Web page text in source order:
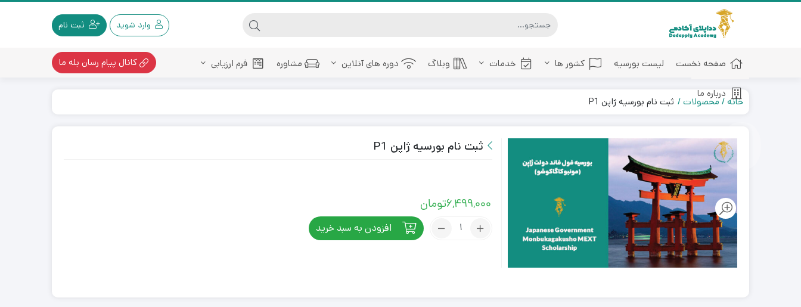
وارد شوید ثبت نام
صفحه نخست لیست بورسیه کشور ها خدمات وبلاگ دوره های آنلاین مشاوره فرم ارزیابی
درباره ما
کانال پیام رسان بله ما
خانه محصولات ثبت نام بورسیه ژاپن​ P1
ثبت نام بورسیه ژاپن​ P1
6,499,000تومان
افزودن به سبد خرید